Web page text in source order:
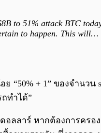
to 51% attack BTC
to happen. This will…
“50% + 1” ของจำนวน
ทำได้”
ลลาร์ หากต้องการครอ